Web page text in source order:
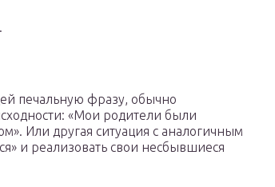
печальную фразу, обычно
«Мои родители были
Или другая ситуация с аналогичным
и реализовать свои несбывшиеся